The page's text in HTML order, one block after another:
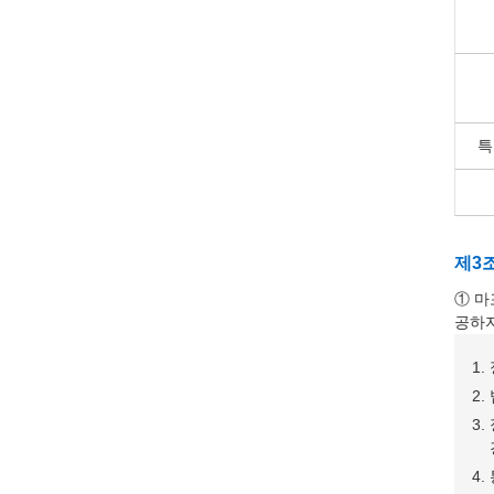
제3
① 마
공하